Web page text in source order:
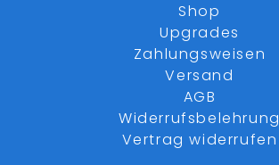
Shop
Upgrades
Zahlungsweisen
Versand
AGB
Widerrufsbelehrung
Vertrag widerrufen